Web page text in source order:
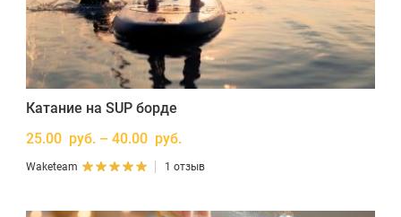
Катание на SUP борде
25.00 руб. – 40.00 руб.
Waketeam 1 отзыв